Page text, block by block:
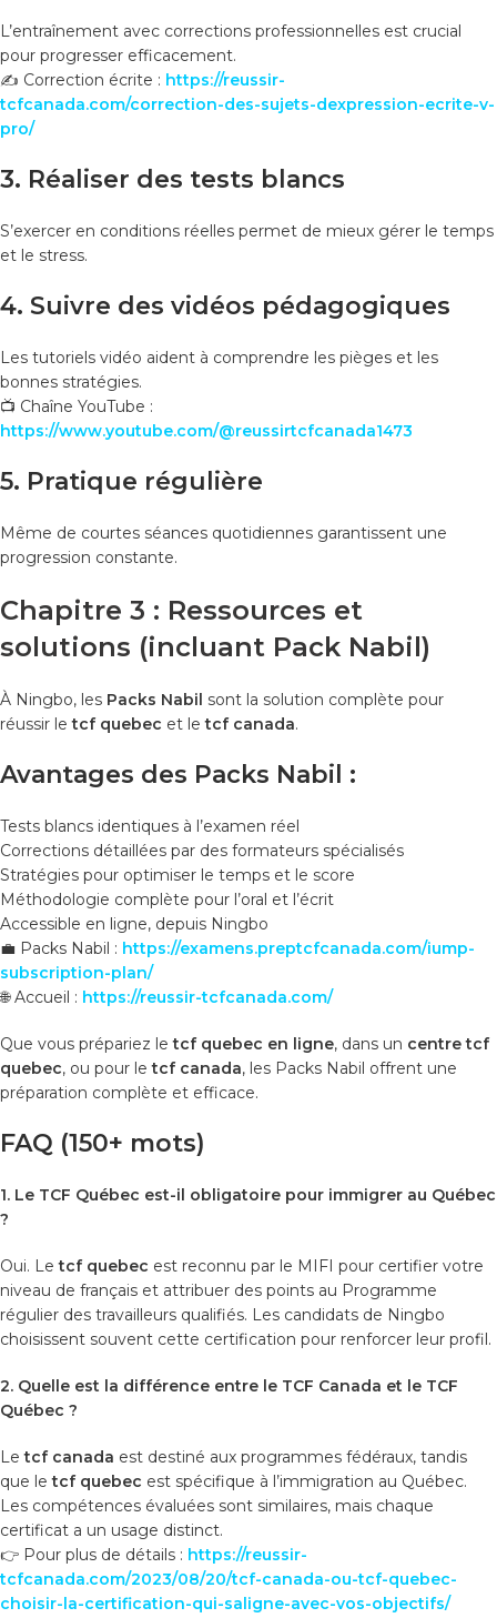
L’entraînement avec corrections professionnelles est crucial
pour progresser efficacement.
✍️ Correction écrite : https://reussir-
tcfcanada.com/correction-des-sujets-dexpression-ecrite-v-
pro/
3. Réaliser des tests blancs
S’exercer en conditions réelles permet de mieux gérer le temps
et le stress.
4. Suivre des vidéos pédagogiques
Les tutoriels vidéo aident à comprendre les pièges et les
bonnes stratégies.
📺 Chaîne YouTube :
https://www.youtube.com/@reussirtcfcanada1473
5. Pratique régulière
Même de courtes séances quotidiennes garantissent une
progression constante.
Chapitre 3 : Ressources et
solutions (incluant Pack Nabil)
À Ningbo, les Packs Nabil sont la solution complète pour
réussir letcf quebec et letcf canada.
Avantages des Packs Nabil :
Tests blancs identiques à l’examen réel
Corrections détaillées par des formateurs spécialisés
Stratégies pour optimiser le temps et le score
Méthodologie complète pour l’oral et l’écrit
Accessible en ligne, depuis Ningbo
💼 Packs Nabil : https://examens.preptcfcanada.com/iump-
subscription-plan/
🌐 Accueil : https://reussir-tcfcanada.com/
Que vous prépariez letcf quebec en ligne, dans un centre tcf
quebec, ou pour letcf canada, les Packs Nabil offrent une
préparation complète et efficace.
FAQ (150+ mots)
1. Le TCF Québec est-il obligatoire pour immigrer au Québec
?
Oui. Letcf quebec est reconnu par le MIFI pour certifier votre
niveau de français et attribuer des points au Programme
régulier des travailleurs qualifiés. Les candidats de Ningbo
choisissent souvent cette certification pour renforcer leur profil.
2. Quelle est la différence entre le TCF Canada et le TCF
Québec ?
Letcf canada est destiné aux programmes fédéraux, tandis
que letcf quebec est spécifique à l’immigration au Québec.
Les compétences évaluées sont similaires, mais chaque
certificat a un usage distinct.
👉 Pour plus de détails : https://reussir-
tcfcanada.com/2023/08/20/tcf-canada-ou-tcf-quebec-
choisir-la-certification-qui-saligne-avec-vos-objectifs/